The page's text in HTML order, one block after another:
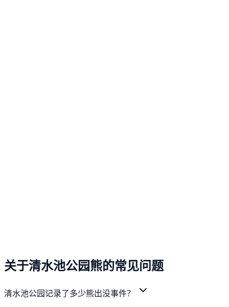
关于清水池公园熊的常见问题
清水池公园记录了多少熊出没事件？